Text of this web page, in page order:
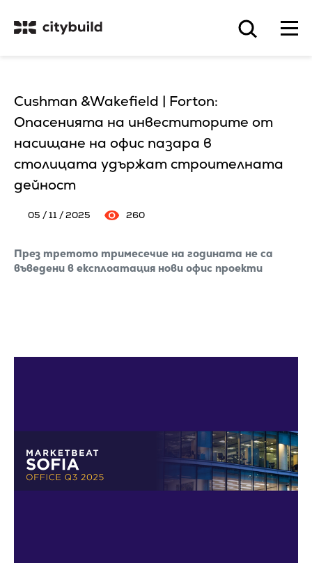
Cushman &Wakefield | Forton:
Опасенията на инвеститорите от
насищане на офис пазара в
столицата удържат строителната
дейност
05 / 11 / 2025 260
През третото тримесечие на годината не са
въведени в експлоатация нови офис проекти